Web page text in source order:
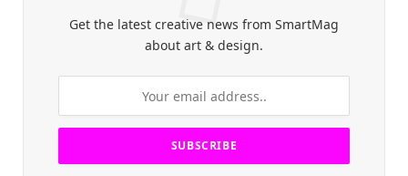
Get the latest creative news from SmartMag
about art & design.